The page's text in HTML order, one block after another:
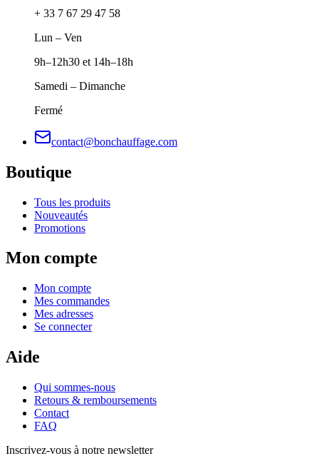
+ 33 7 67 29 47 58
Lun – Ven
9h–12h30 et 14h–18h
Samedi – Dimanche
Fermé
contact@bonchauffage.com
Boutique
Tous les produits
Nouveautés
Promotions
Mon compte
Mon compte
Mes commandes
Mes adresses
Se connecter
Aide
Qui sommes-nous
Retours & remboursements
Contact
FAQ
Inscrivez-vous à notre newsletter